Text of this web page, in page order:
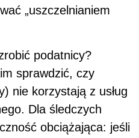
„uszczelnianiem
podatnicy?
sprawdzić, czy
nie korzystają z usług
Dla śledczych
obciążająca: jeśli